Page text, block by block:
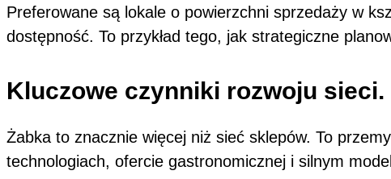
Preferowane są lokale o powierzchni sprzedaży w
dostępność. To przykład tego, jak strategiczne
Kluczowe czynniki rozwoju sieci.
Żabka to znacznie więcej niż sieć sklepów. To
technologiach, ofercie gastronomicznej i silnym